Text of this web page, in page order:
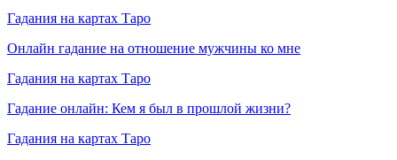
Гадания на картах Таро
Онлайн гадание на отношение мужчины ко мне
Гадания на картах Таро
Гадание онлайн: Кем я был в прошлой жизни?
Гадания на картах Таро